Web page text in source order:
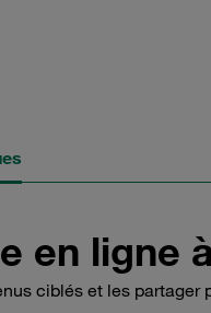
en ligne
ciblés et les